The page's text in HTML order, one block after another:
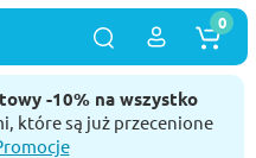
-10% na wszystko
które są już przecenione
0